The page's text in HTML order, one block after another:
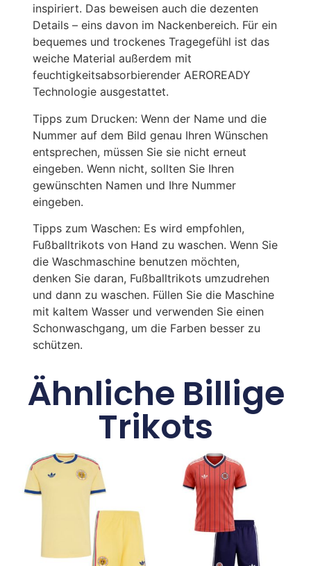
inspiriert. Das beweisen auch die dezenten
Details – eins davon im Nackenbereich. Für ein
bequemes und trockenes Tragegefühl ist das
weiche Material außerdem mit
feuchtigkeitsabsorbierender AEROREADY
Technologie ausgestattet.
Tipps zum Drucken: Wenn der Name und die
Nummer auf dem Bild genau Ihren Wünschen
entsprechen, müssen Sie sie nicht erneut
eingeben. Wenn nicht, sollten Sie Ihren
gewünschten Namen und Ihre Nummer
eingeben.
Tipps zum Waschen: Es wird empfohlen,
Fußballtrikots von Hand zu waschen. Wenn Sie
die Waschmaschine benutzen möchten,
denken Sie daran, Fußballtrikots umzudrehen
und dann zu waschen. Füllen Sie die Maschine
mit kaltem Wasser und verwenden Sie einen
Schonwaschgang, um die Farben besser zu
schützen.
Ähnliche Billige
Trikots